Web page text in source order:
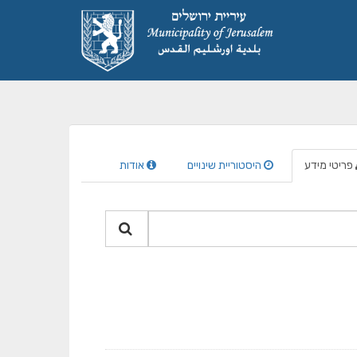
פריטי מידע היסטוריית שינויים אודות